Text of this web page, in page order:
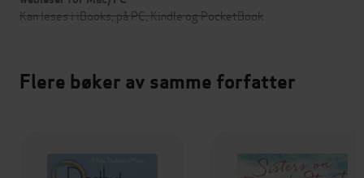
Kan leses i iBooks, på PC, Kindle og PocketBook
Flere bøker av samme forfatter